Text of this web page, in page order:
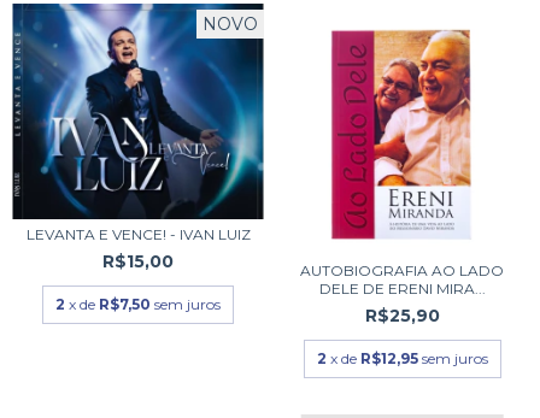
NOVO
LEVANTA E VENCE! - IVAN LUIZ
R$15,00
2 x de R$7,50 sem juros
AUTOBIOGRAFIA AO LADO
DELE DE ERENI MIRA...
R$25,90
2 x de R$12,95 sem juros